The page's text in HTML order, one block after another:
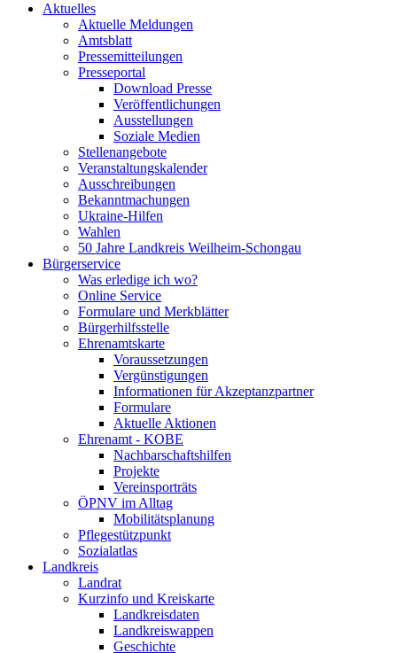
Aktuelles
Aktuelle Meldungen
Amtsblatt
Pressemitteilungen
Presseportal
Download Presse
Veröffentlichungen
Ausstellungen
Soziale Medien
Stellenangebote
Veranstaltungskalender
Ausschreibungen
Bekanntmachungen
Ukraine-Hilfen
Wahlen
50 Jahre Landkreis Weilheim-Schongau
Bürgerservice
Was erledige ich wo?
Online Service
Formulare und Merkblätter
Bürgerhilfsstelle
Ehrenamtskarte
Voraussetzungen
Vergünstigungen
Informationen für Akzeptanzpartner
Formulare
Aktuelle Aktionen
Ehrenamt - KOBE
Nachbarschaftshilfen
Projekte
Vereinsporträts
ÖPNV im Alltag
Mobilitätsplanung
Pflegestützpunkt
Sozialatlas
Landkreis
Landrat
Kurzinfo und Kreiskarte
Landkreisdaten
Landkreiswappen
Geschichte